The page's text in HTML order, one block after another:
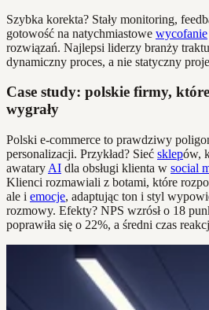
Szybka korekta? Stały monitoring,
gotowość na natychmiastowe wycofanie
rozwiązań. Najlepsi liderzy branży
dynamiczny proces, a nie statyczny
Case study: polskie firmy,
wygrały
Polski e-commerce to prawdziwy
personalizacji. Przykład? Sieć sklepów,
awatary AI dla obsługi klienta w social
Klienci rozmawiali z botami, które
ale i emocje, adaptując ton i styl
rozmowy. Efekty? NPS wzrósł o 18
poprawiła się o 22%, a średni czas